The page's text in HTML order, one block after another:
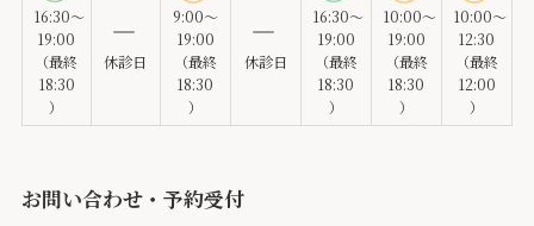
16:30～
19:00
（最終
18:30
）
休診日
9:00～
19:00
（最終
18:30
）
休診日
16:30～
19:00
（最終
18:30
）
10:00～
19:00
（最終
18:30
）
10:00～
12:30
（最終
12:00
）
お問い合わせ・予約受付